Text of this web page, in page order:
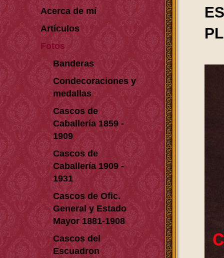
Acerca de mí
Artículos
Fotos
Banderas
Condecoraciones y
medallas
Cascos de
Caballería 1859 -
1909
Cascos de
Caballería 1909 -
1931
Cascos de Ofic.
General y Estado
Mayor 1881-1908
Cascos del
Escuadron